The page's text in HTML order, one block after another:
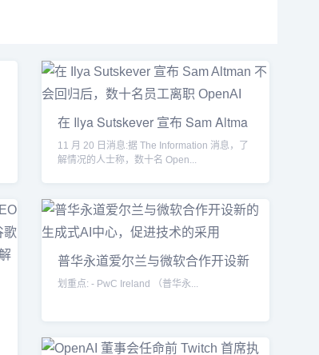
在 Ilya Sutskever 宣布 Sam Altma
11 月 20 日消息:据 The Information 消息，了
解情况的人士称，数十名 Open...
普华永道爱尔兰与微软合作开设新
的
划重点: - PwC Ireland （普华永...